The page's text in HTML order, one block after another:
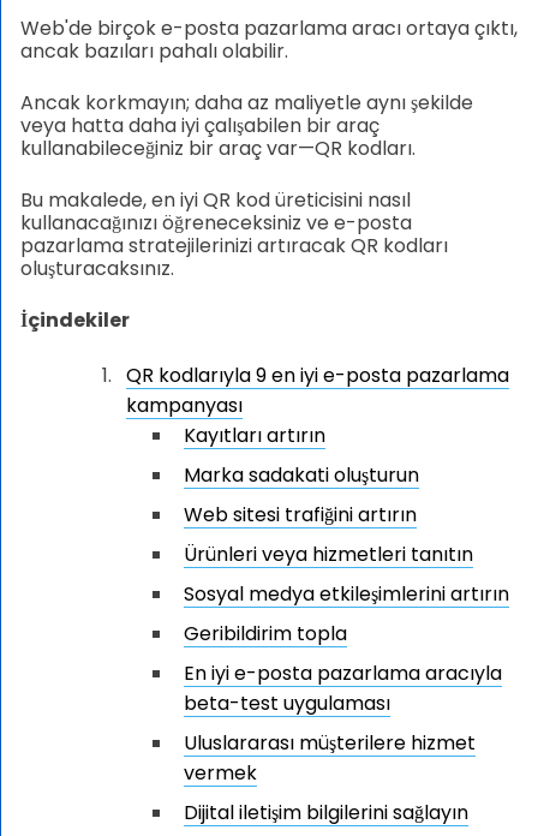
Web'de birçok e-posta pazarlama aracı ortaya çıktı,
ancak bazıları pahalı olabilir.
Ancak korkmayın; daha az maliyetle aynı şekilde
veya hatta daha iyi çalışabilen bir araç
kullanabileceğiniz bir araç var—QR kodları.
Bu makalede, en iyi QR kod üreticisini nasıl
kullanacağınızı öğreneceksiniz ve e-posta
pazarlama stratejilerinizi artıracak QR kodları
oluşturacaksınız.
İçindekiler
QR kodlarıyla 9 en iyi e-posta pazarlama
kampanyası
Kayıtları artırın
Marka sadakati oluşturun
Web sitesi trafiğini artırın
Ürünleri veya hizmetleri tanıtın
Sosyal medya etkileşimlerini artırın
Geribildirim topla
En iyi e-posta pazarlama aracıyla
beta-test uygulaması
Uluslararası müşterilere hizmet
vermek
Dijital iletişim bilgilerini sağlayın